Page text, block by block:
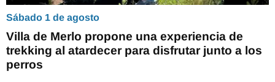
Sábado 1 de agosto
Villa de Merlo propone una experiencia de
trekking al atardecer para disfrutar junto a los
perros